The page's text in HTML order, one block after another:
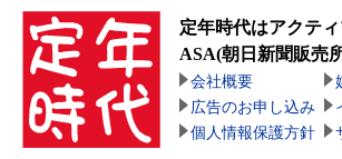
定年時代はアクテ
ASA(朝日新聞販売
会社概要
広告のお申し込み
個人情報保護方針